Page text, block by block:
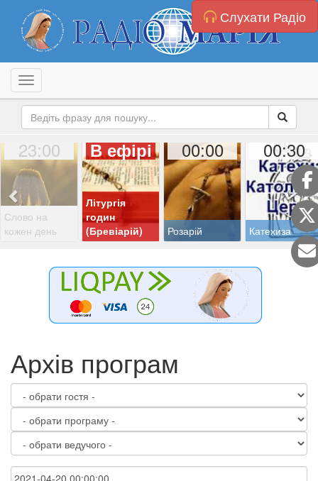
Слухати Радіо
Toggle navigation
23:00
Слово на
кожен день
В ефірі
Літургія
годин
(Бревіарій)
00:00
Розарій
00:30
Катехиза
Архів програм